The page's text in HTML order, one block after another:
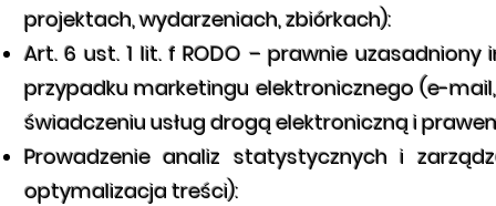
projektach, wydarzeniach, zbiórkach):
Art. 6 ust. 1 lit. f RODO – prawnie
przypadku marketingu elektronicznego (e-
świadczeniu usług drogą elektroniczną i
Prowadzenie analiz statystycznych i
optymalizacja treści):